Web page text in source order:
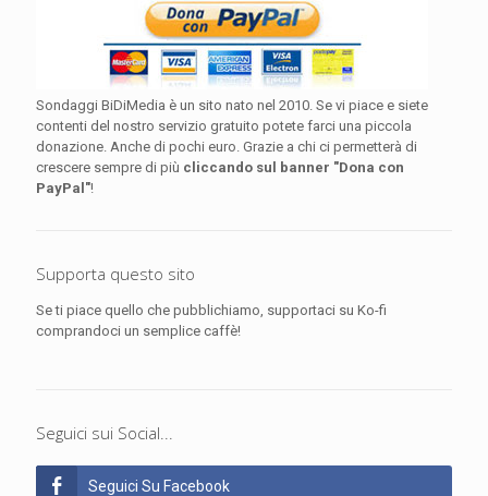
Sondaggi BiDiMedia è un sito nato nel 2010. Se vi piace e siete
contenti del nostro servizio gratuito potete farci una piccola
donazione. Anche di pochi euro. Grazie a chi ci permetterà di
crescere sempre di più cliccando sul banner "Dona con
PayPal"!
Supporta questo sito
Se ti piace quello che pubblichiamo, supportaci su Ko-fi
comprandoci un semplice caffè!
Seguici sui Social...
Seguici Su Facebook